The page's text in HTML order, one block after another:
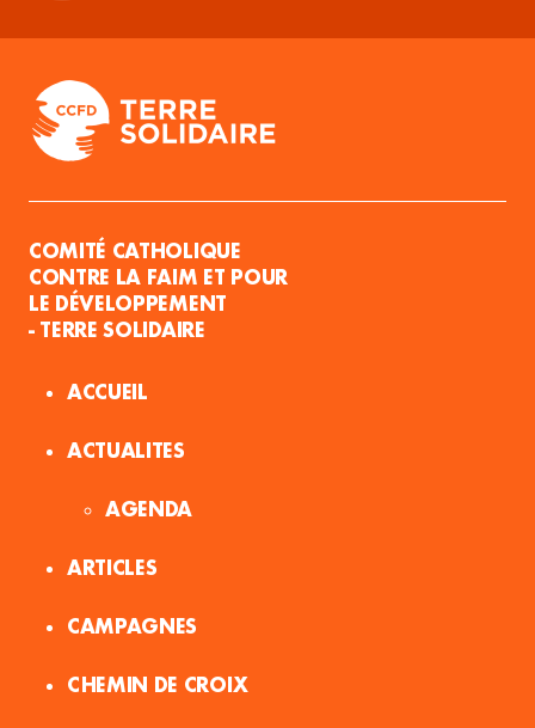
COMITÉ CATHOLIQUE
CONTRE LA FAIM ET POUR
LE DÉVELOPPEMENT
- TERRE SOLIDAIRE
ACCUEIL
ACTUALITES
AGENDA
ARTICLES
CAMPAGNES
CHEMIN DE CROIX